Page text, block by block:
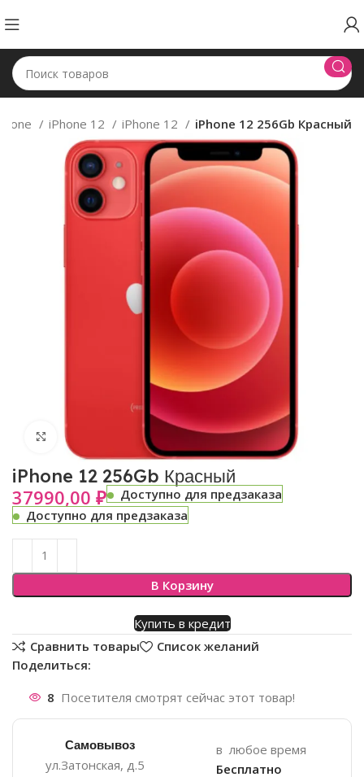
iPhone 12 iPhone 12 iPhone 12 256Gb Красный
Нажмите, чтобы увеличить
iPhone 12 256Gb Красный
37990,00₽
Доступно для предзаказа
Доступно для предзаказа
В Корзину
Купить в кредит
Сравнить товары
Список желаний
Поделиться:
8 Посетителя смотрят сейчас этот товар!
Самовывоз
ул.Затонская, д.5
в любое время
Бесплатно